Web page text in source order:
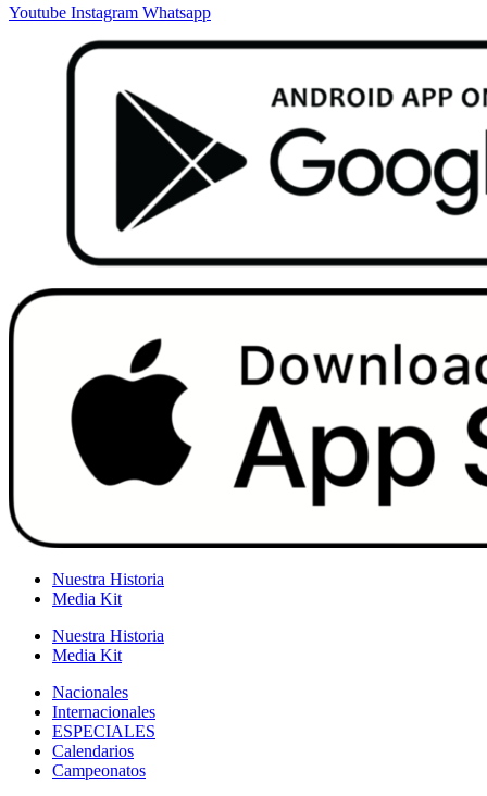
Youtube Instagram Whatsapp
Nuestra Historia
Media Kit
Nuestra Historia
Media Kit
Nacionales
Internacionales
ESPECIALES
Calendarios
Campeonatos